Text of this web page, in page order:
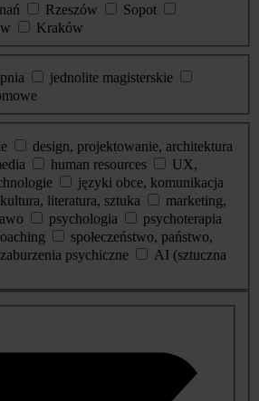
Rzeszów
Sopot
Kraków
jednolite magisterskie
design, projektowanie, architektura
human resources
UX,
języki obce, komunikacja
kultura, literatura, sztuka
marketing,
psychologia
psychoterapia
społeczeństwo, państwo,
psychiczne
AI (sztuczna